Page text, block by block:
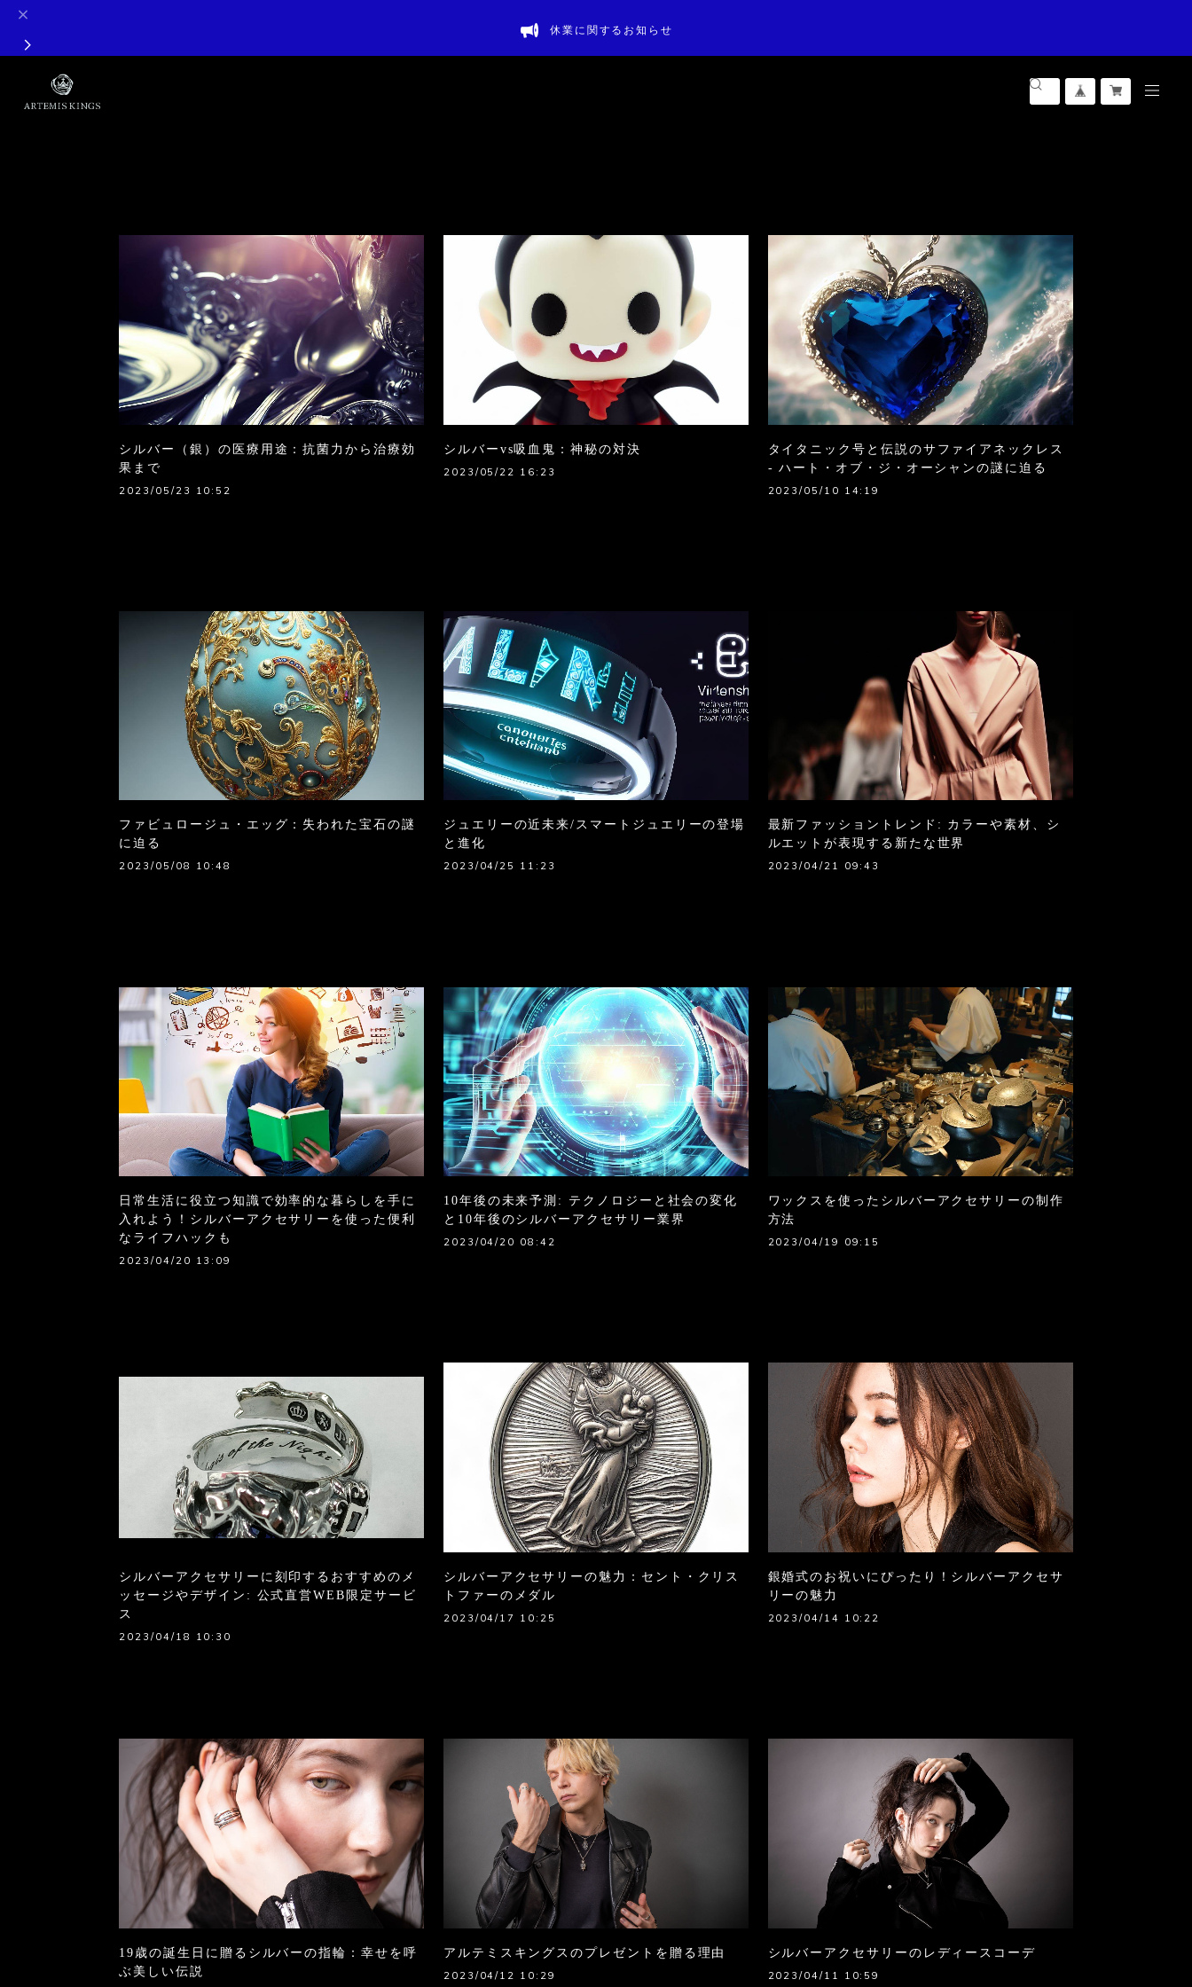
休業に関するお知らせ
シルバー（銀）の医療用途：抗菌力から治療効
果まで
2023/05/23 10:52
シルバーvs吸血鬼：神秘の対決
2023/05/22 16:23
タイタニック号と伝説のサファイアネックレス
- ハート・オブ・ジ・オーシャンの謎に迫る
2023/05/10 14:19
ファビュロージュ・エッグ：失われた宝石の謎
に迫る
2023/05/08 10:48
ジュエリーの近未来/スマートジュエリーの登場
と進化
2023/04/25 11:23
最新ファッショントレンド: カラーや素材、シ
ルエットが表現する新たな世界
2023/04/21 09:43
日常生活に役立つ知識で効率的な暮らしを手に
入れよう！シルバーアクセサリーを使った便利
なライフハックも
2023/04/20 13:09
10年後の未来予測: テクノロジーと社会の変化
と10年後のシルバーアクセサリー業界
2023/04/20 08:42
ワックスを使ったシルバーアクセサリーの制作
方法
2023/04/19 09:15
シルバーアクセサリーに刻印するおすすめのメ
ッセージやデザイン: 公式直営WEB限定サービ
ス
2023/04/18 10:30
シルバーアクセサリーの魅力：セント・クリス
トファーのメダル
2023/04/17 10:25
銀婚式のお祝いにぴったり！シルバーアクセサ
リーの魅力
2023/04/14 10:22
19歳の誕生日に贈るシルバーの指輪：幸せを呼
ぶ美しい伝説
アルテミスキングスのプレゼントを贈る理由
2023/04/12 10:29
シルバーアクセサリーのレディースコーデ
2023/04/11 10:59